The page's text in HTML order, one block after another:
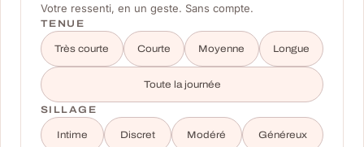
Votre ressenti, en un geste. Sans compte.
TENUE
Très courte Courte Moyenne Longue
Toute la journée
SILLAGE
Intime Discret Modéré Généreux